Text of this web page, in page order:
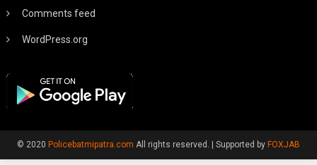
Comments feed
WordPress.org
© 2020 Policebatmipatra.com All rights reserved. | Supported by FOXJAB